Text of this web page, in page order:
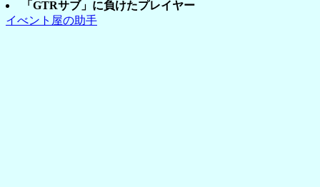
「GTRサブ」に負けたプレイヤー
イべント屋の助手